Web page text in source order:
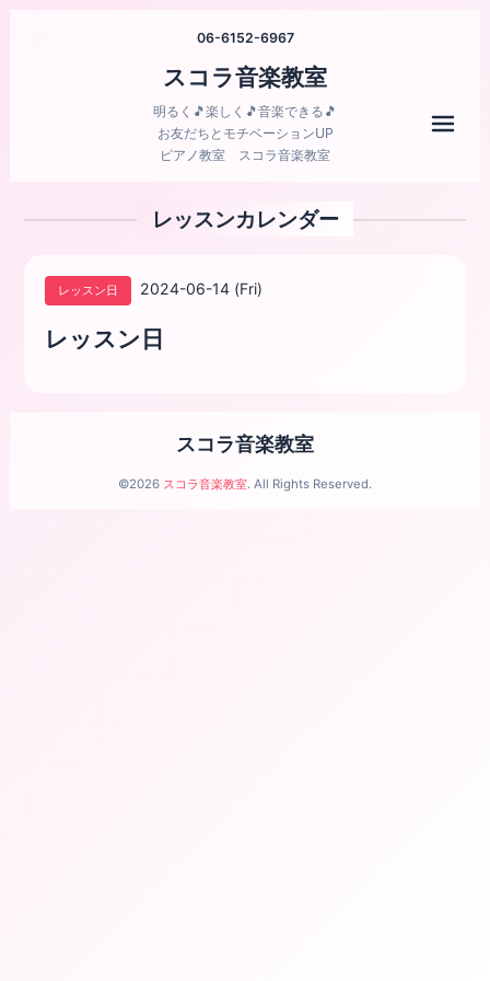
06-6152-6967
スコラ音楽教室
明るく🎵楽しく🎵音楽できる🎵
お友だちとモチベーションUP
ピアノ教室 スコラ音楽教室
レッスンカレンダー
レッスン日 2024-06-14 (Fri)
レッスン日
スコラ音楽教室
©2026 スコラ音楽教室. All Rights Reserved.